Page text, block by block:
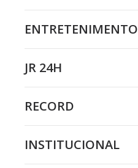
ENTRETENIMENTO
JR 24H
RECORD
INSTITUCIONAL